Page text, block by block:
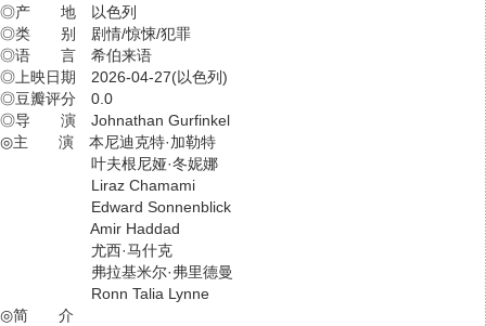
◎产 地 以色列
◎类 别 剧情/惊悚/犯罪
◎语 言 希伯来语
◎上映日期 2026-04-27(以色列)
◎豆瓣评分 0.0
◎导 演 Johnathan Gurfinkel
◎主 演 本尼迪克特·加勒特
叶夫根尼娅·冬妮娜
Liraz Chamami
Edward Sonnenblick
Amir Haddad
尤西·马什克
弗拉基米尔·弗里德曼
Ronn Talia Lynne
◎简 介